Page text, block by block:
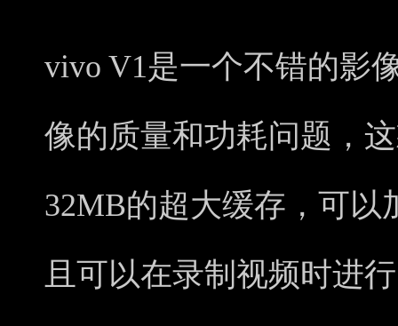
vivo V1是一个不错的影
像的质量和功耗问题，
32MB的超大缓存，可
且可以在录制视频时进